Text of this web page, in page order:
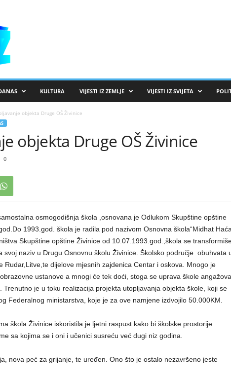
KULTURA VIJESTI IZ ZEMLJE VIJESTI IZ SVIJETA
objekta Druge OŠ Živinice
objekta Druge OŠ Živinice
0
osmogodišnja škola ,osnovana je Odlukom Skupštine opštine
1993.god. škola je radila pod nazivom Osnovna škola“Midhat
Skupštine opštine Živinice od 10.07.1993.god.,škola se
svoj naziv u Drugu Osnovnu školu Živinice. Školsko područje obuhvata
Rudar,Litve,te dijelove mjesnih zajdenica Centar i oskova. Mnogo je
ustanove a mnogi će tek doći, stoga se uprava škole
Trenutno je u toku realizacija projekta utopljavanja objekta škole, koji se
Federalnog ministarstva, koje je za ove namjene izdvojilo 50.000KM.
škola Živinice iskoristila je ljetni raspust kako bi školske prostorije
sa kojima se i oni i učenici susreću već dugi niz godina.
nova peć za grijanje, te uređen. Ono što je ostalo nezavršeno jeste